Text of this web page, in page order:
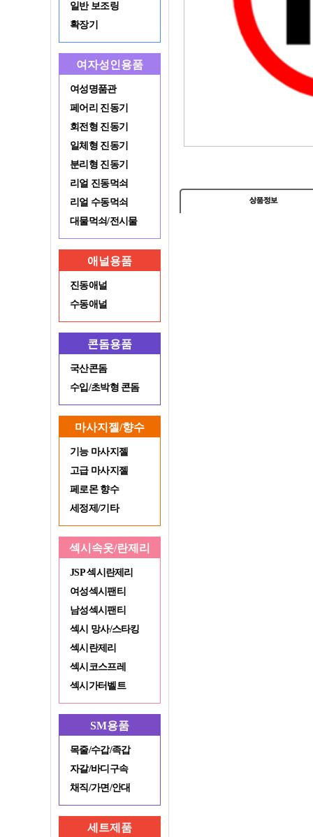
일반 보조링
확장기
여자성인용품
여성명품관
페어리 진동기
회전형 진동기
일체형 진동기
분리형 진동기
리얼 진동먹쇠
리얼 수동먹쇠
대물먹쇠/전시물
애널용품
진동애널
수동애널
콘돔용품
국산콘돔
수입/초박형 콘돔
마사지젤/향수
기능 마사지젤
고급 마사지젤
페로몬 향수
세정제/기타
섹시속옷/란제리
JSP 섹시란제리
여성섹시팬티
남성섹시팬티
섹시 망사/스타킹
섹시란제리
섹시코스프레
섹시가터벨트
SM용품
목줄/수갑/족갑
자갈/바디구속
채직/가면/안대
세트제품